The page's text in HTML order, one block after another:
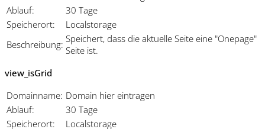
Ablauf:
30 Tage
Speicherort:
Localstorage
Beschreibung: Speichert, dass die aktuelle Seite eine "Onepage"
Seite ist.
view_isGrid
Domainname: Domain hier eintragen
Ablauf:
30 Tage
Speicherort:
Localstorage